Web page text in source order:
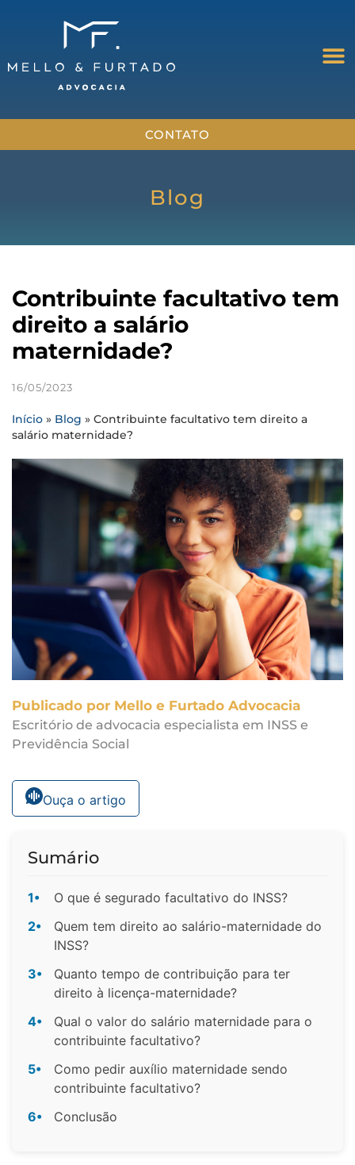
CONTATO
Blog
Contribuinte facultativo tem
direito a salário
maternidade?
16/05/2023
Início » Blog » Contribuinte facultativo tem direito a
salário maternidade?
Publicado por Mello e Furtado Advocacia
Escritório de advocacia especialista em INSS e
Previdência Social
Ouça o artigo
Sumário
1•
O que é segurado facultativo do INSS?
2•
Quem tem direito ao salário-maternidade do
INSS?
3•
Quanto tempo de contribuição para ter
direito à licença-maternidade?
4•
Qual o valor do salário maternidade para o
contribuinte facultativo?
5•
Como pedir auxílio maternidade sendo
contribuinte facultativo?
6•
Conclusão